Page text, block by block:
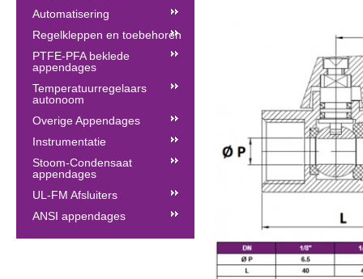
Automatisering
Regelkleppen en toebehoren
PTFE-PFA beklede
appendages
Temperatuurregelaars
autonoom
Overige Appendages
Instrumentatie
Stoom-Condensaat
appendages
UL-FM Afsluiters
ANSI appendages